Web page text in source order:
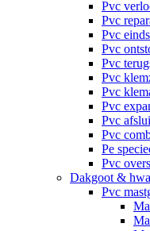
Pvc
Pvc
Pvc
Pvc
Pvc
Pvc
Pvc
Pvc
Pvc
Pvc
Pe
Pvc
Dakgoot &
Pvc